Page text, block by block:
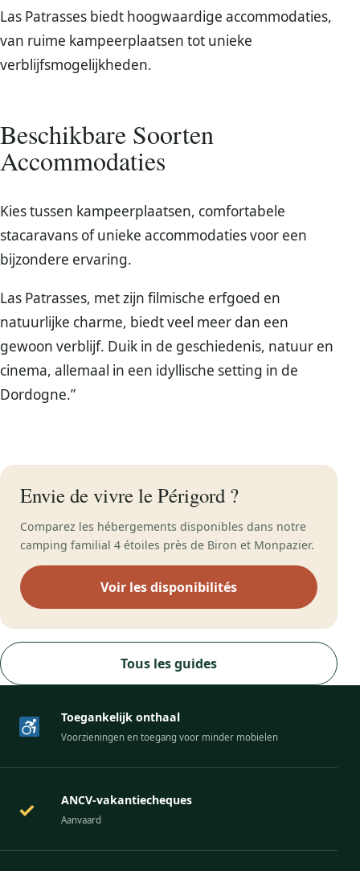
Las Patrasses biedt hoogwaardige accommodaties,
van ruime kampeerplaatsen tot unieke
verblijfsmogelijkheden.
Beschikbare Soorten
Accommodaties
Kies tussen kampeerplaatsen, comfortabele
stacaravans of unieke accommodaties voor een
bijzondere ervaring.
Las Patrasses, met zijn filmische erfgoed en
natuurlijke charme, biedt veel meer dan een
gewoon verblijf. Duik in de geschiedenis, natuur en
cinema, allemaal in een idyllische setting in de
Dordogne.”
Envie de vivre le Périgord ?
Comparez les hébergements disponibles dans notre
camping familial 4 étoiles près de Biron et Monpazier.
Voir les disponibilités
Tous les guides
Toegankelijk onthaal
Voorzieningen en toegang voor minder mobielen
✓ ANCV-vakantiecheques
Aanvaard